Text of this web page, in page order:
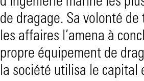
de dragage. Sa volonté
les affaires l’amena à
propre équipement de
la société utilisa le capital